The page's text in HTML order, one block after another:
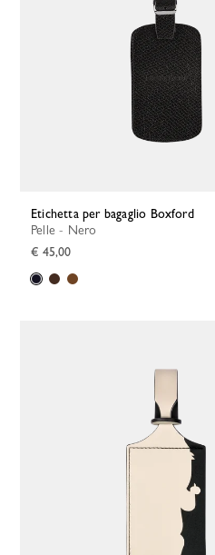
Etichetta per bagaglio Boxford
Pelle - Nero
€ 45,00